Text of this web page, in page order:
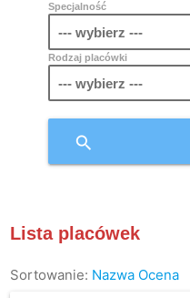
Specjalność
Rodzaj placówki
search
Lista placówek
Sortowanie: Nazwa Ocena